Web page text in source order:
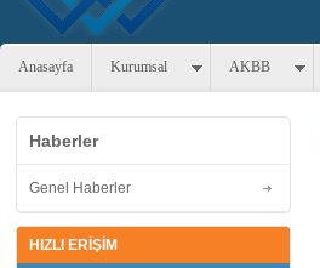
Anasayfa Kurumsal AKBB
Haberler
Genel Haberler
HIZLI ERİŞİM